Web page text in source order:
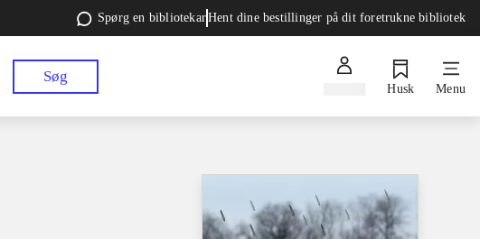
Spørg en bibliotekarHent dine bestillinger på dit foretrukne bibliotek
Søg
Husk Menu